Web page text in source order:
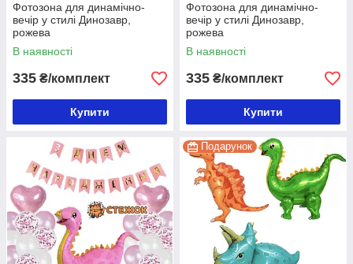
Фотозона для динамічно-
вечір у стилі Динозавр,
рожева
В наявності
335 ₴/комплект
Купити
Фотозона для динамічно-
вечір у стилі Динозавр,
рожева
В наявності
335 ₴/комплект
Купити
Подарунок